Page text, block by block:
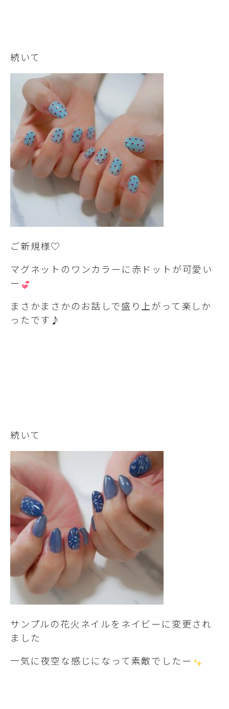
続いて
ご新規様♡
マグネットのワンカラーに赤ドットが可愛い
ー
まさかまさかのお話しで盛り上がって楽しか
ったです♪
続いて
サンプルの花火ネイルをネイビーに変更され
ました
一気に夜空な感じになって素敵でしたー